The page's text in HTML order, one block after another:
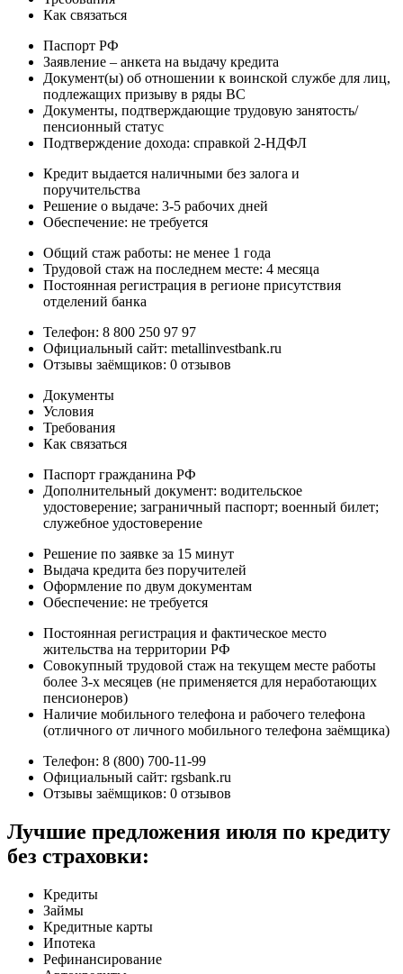
Как связаться
Паспорт РФ
Заявление – анкета на выдачу кредита
Документ(ы) об отношении к воинской службе для лиц,
подлежащих призыву в ряды ВС
Документы, подтверждающие трудовую занятость/
пенсионный статус
Подтверждение дохода: справкой 2-НДФЛ
Кредит выдается наличными без залога и
поручительства
Решение о выдаче: 3-5 рабочих дней
Обеспечение: не требуется
Общий стаж работы: не менее 1 года
Трудовой стаж на последнем месте: 4 месяца
Постоянная регистрация в регионе присутствия
отделений банка
Телефон: 8 800 250 97 97
Официальный сайт: metallinvestbank.ru
Отзывы заёмщиков: 0 отзывов
Документы
Условия
Требования
Как связаться
Паспорт гражданина РФ
Дополнительный документ: водительское
удостоверение; заграничный паспорт; военный билет;
служебное удостоверение
Решение по заявке за 15 минут
Выдача кредита без поручителей
Оформление по двум документам
Обеспечение: не требуется
Постоянная регистрация и фактическое место
жительства на территории РФ
Совокупный трудовой стаж на текущем месте работы
более 3-х месяцев (не применяется для неработающих
пенсионеров)
Наличие мобильного телефона и рабочего телефона
(отличного от личного мобильного телефона заёмщика)
Телефон: 8 (800) 700-11-99
Официальный сайт: rgsbank.ru
Отзывы заёмщиков: 0 отзывов
Лучшие предложения июля по кредиту
без страховки:
Кредиты
Займы
Кредитные карты
Ипотека
Рефинансирование